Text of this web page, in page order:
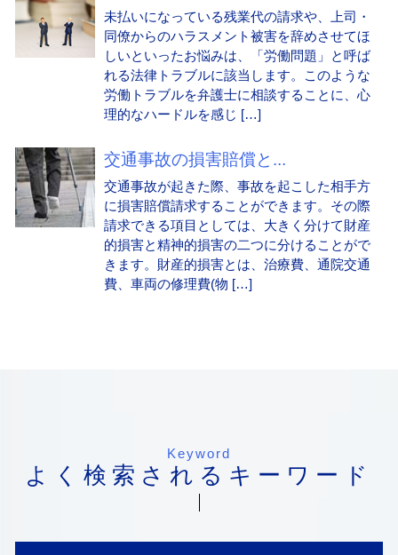
未払いになっている残業代の請求や、上司・
同僚からのハラスメント被害を辞めさせてほ
しいといったお悩みは、「労働問題」と呼ば
れる法律トラブルに該当します。このような
労働トラブルを弁護士に相談することに、心
理的なハードルを感じ […]
交通事故の損害賠償と...
交通事故が起きた際、事故を起こした相手方
に損害賠償請求することができます。その際
請求できる項目としては、大きく分けて財産
的損害と精神的損害の二つに分けることがで
きます。財産的損害とは、治療費、通院交通
費、車両の修理費(物 […]
Keyword
よく検索されるキーワード